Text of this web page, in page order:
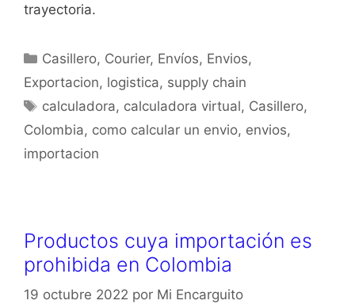
trayectoria.
Casillero, Courier, Envíos, Envios,
Exportacion, logistica, supply chain
calculadora, calculadora virtual, Casillero,
Colombia, como calcular un envio, envios,
importacion
Productos cuya importación es
prohibida en Colombia
19 octubre 2022 por Mi Encarguito